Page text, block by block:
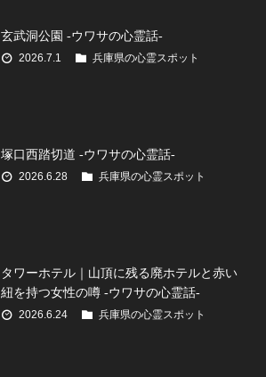
玄武洞公園 -ウワサの心霊話-
2026.7.1 兵庫県の心霊スポット
塚口西踏切道 -ウワサの心霊話-
2026.6.28 兵庫県の心霊スポット
タワーホテル｜山頂に残る廃ホテルと赤い
紐を持つ女性の噂 -ウワサの心霊話-
2026.6.24 兵庫県の心霊スポット